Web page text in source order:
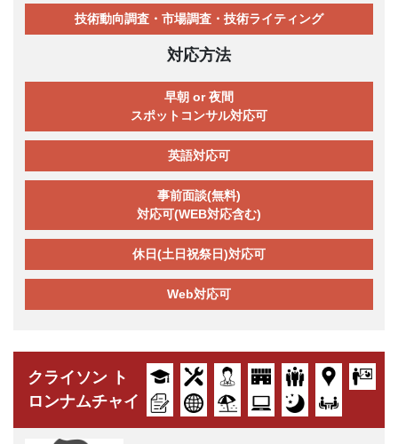
技術動向調査・市場調査・技術ライティング
対応方法
早朝 or 夜間
スポットコンサル対応可
英語対応可
事前面談(無料)
対応可(WEB対応含む)
休日(土日祝祭日)対応可
Web対応可
クライソン ト
ロンナムチャイ